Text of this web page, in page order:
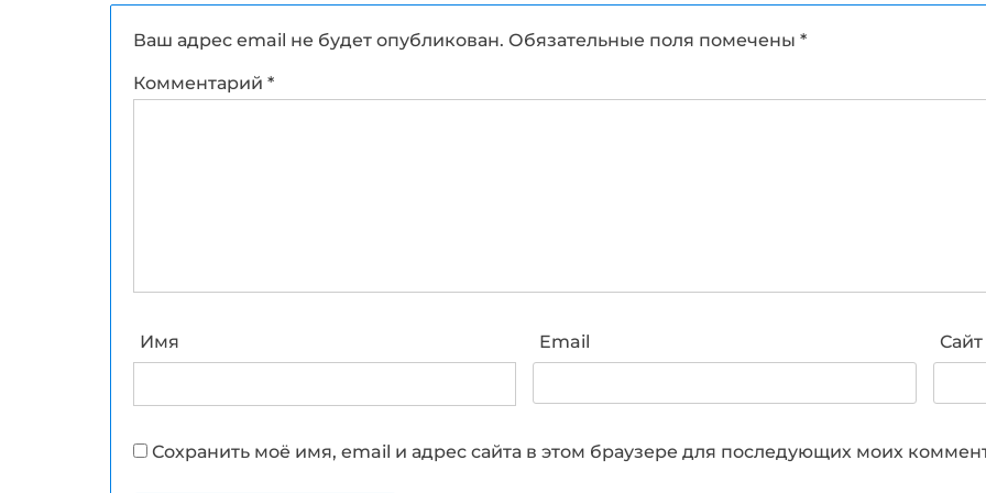
Ваш адрес email не будет опубликован. Обязательные поля помечены *
Комментарий *
Имя Email Сайт
Сохранить моё имя, email и адрес сайта в этом браузере для последующих моих